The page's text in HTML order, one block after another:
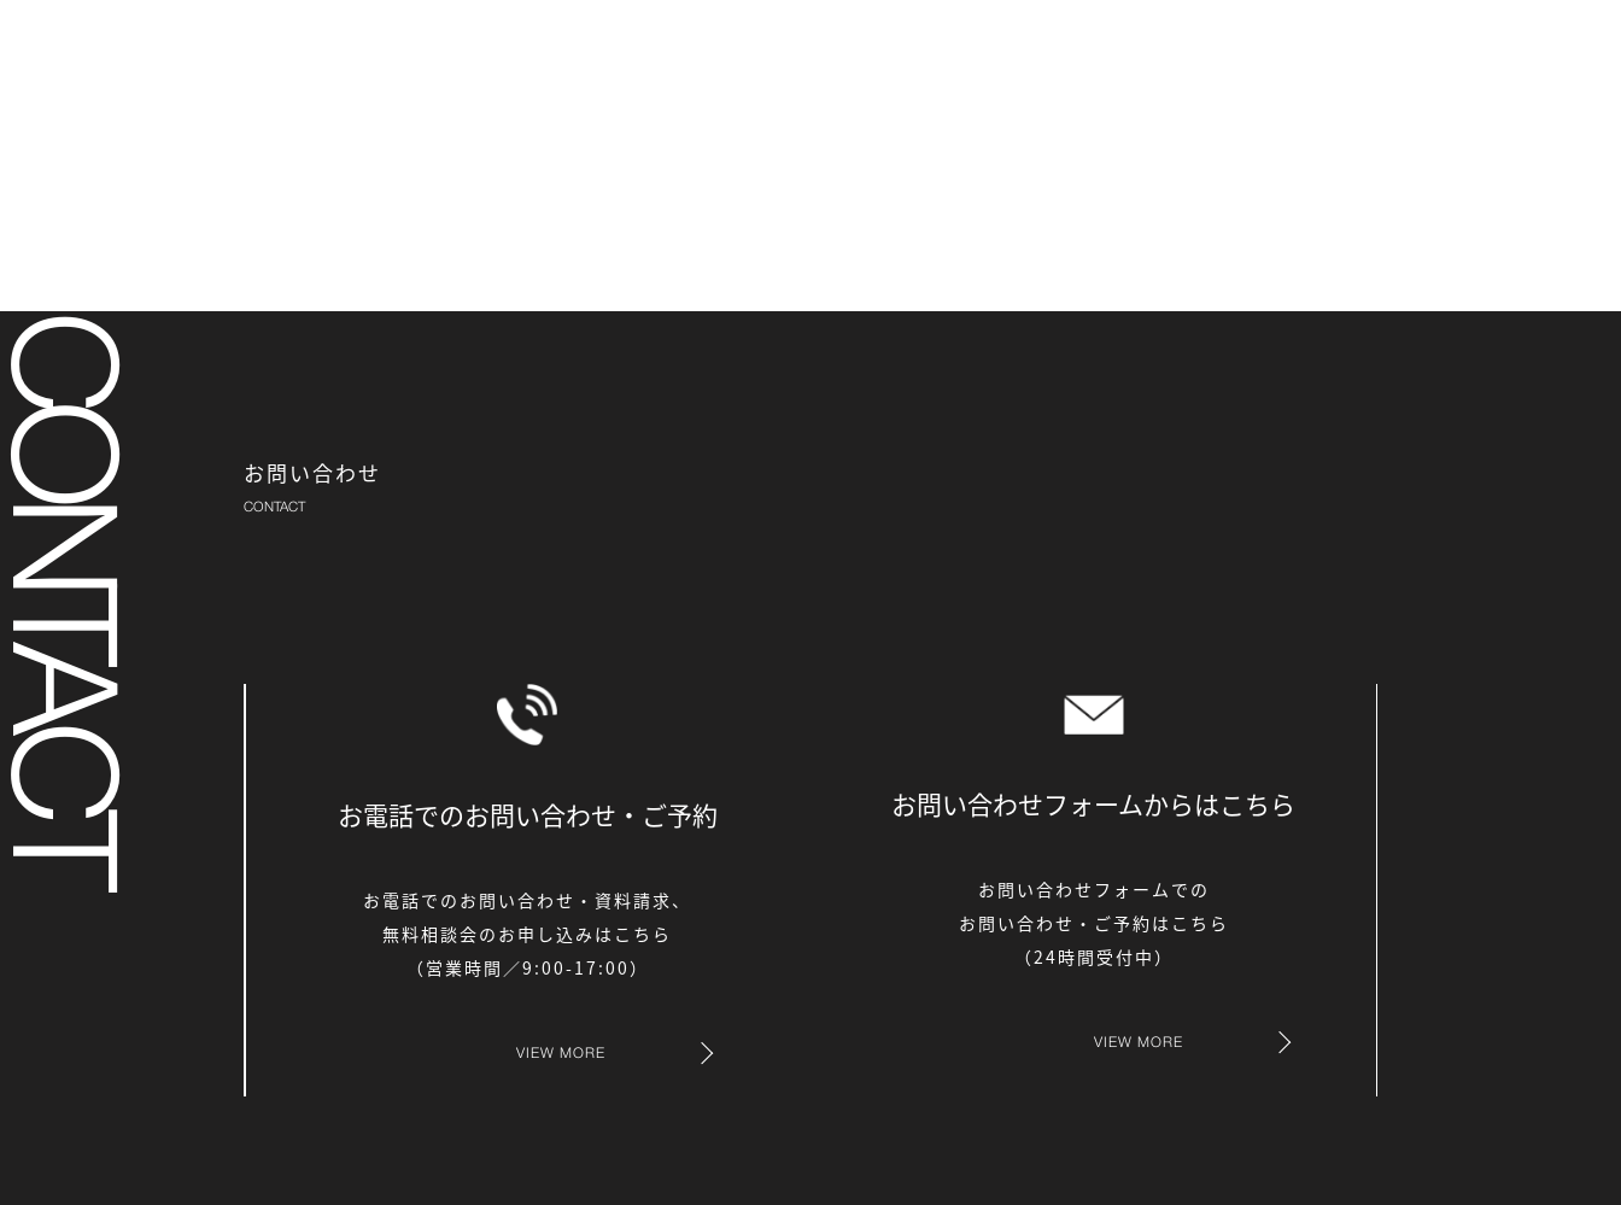
お問い合わせ
お電話でのお問い合わせ・ ご予約
お電話でのお問い合わせ・資料請求、
無料相談会のお申し込みはこちら
（営業時間／9:00-17:00）
VIEW MORE
お問い合わせフォームからはこちら
お問い合わせフォームでの
お問い合わせ・ご予約はこちら
（24時間受付中）
VIEW MORE